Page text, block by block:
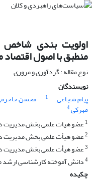
اولویت بندی شاخص
منطبق با اصول اقتصاد
نوع مقاله : گردآوری و مروری
نویسندگان
پیام شجاعی
1 محسن
مهرکی4
1عضو هیات علمی بخش مدیریت
2عضو هیأت علمی بخش مدیریت
3عضو هیأت علمی بخش مدیریت
4دانش آموخته کارشناسی ارشد
چکیده